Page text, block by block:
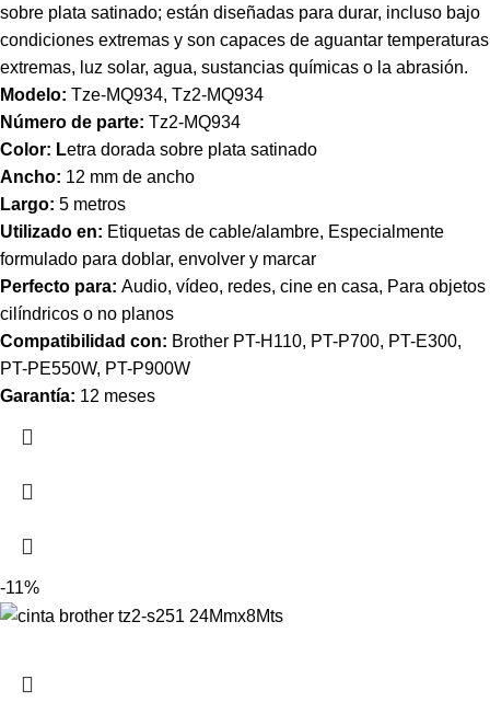
sobre plata satinado; están diseñadas para durar, incluso bajo
condiciones extremas y son capaces de aguantar temperaturas
extremas, luz solar, agua, sustancias químicas o la abrasión.
Modelo: Tze-MQ934, Tz2-MQ934
Número de parte: Tz2-MQ934
Color: Letra dorada sobre plata satinado
Ancho: 12 mm de ancho
Largo: 5 metros
Utilizado en: Etiquetas de cable/alambre, Especialmente
formulado para doblar, envolver y marcar
Perfecto para: Audio, vídeo, redes, cine en casa, Para objetos
cilíndricos o no planos
Compatibilidad con: Brother PT-H110, PT-P700, PT-E300,
PT-PE550W, PT-P900W
Garantía: 12 meses
-11%